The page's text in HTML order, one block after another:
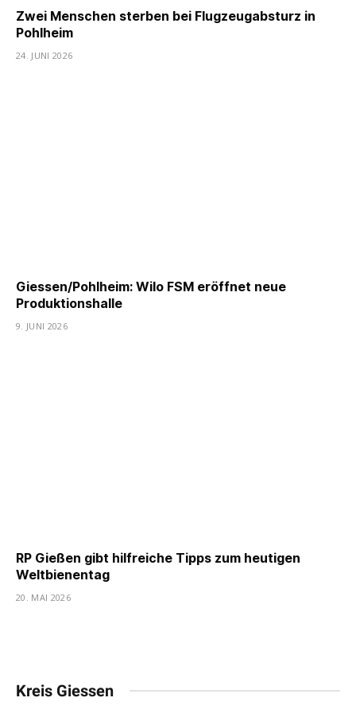
Zwei Menschen sterben bei Flugzeugabsturz in
Pohlheim
24. JUNI 2026
Giessen/Pohlheim: Wilo FSM eröffnet neue
Produktionshalle
9. JUNI 2026
RP Gießen gibt hilfreiche Tipps zum heutigen
Weltbienentag
20. MAI 2026
Kreis Giessen